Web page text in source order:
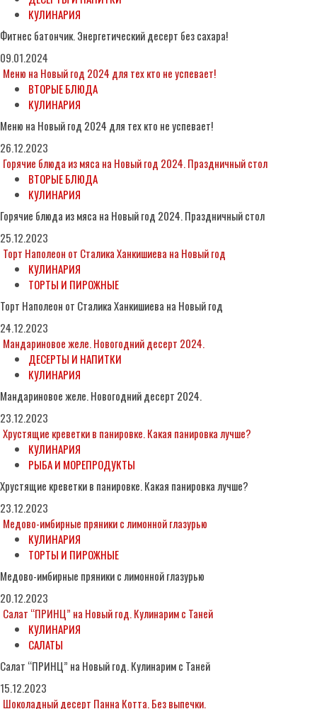
КУЛИНАРИЯ
Фитнес батончик. Энергетический десерт без сахара!
09.01.2024
Меню на Новый год 2024 для тех кто не успевает!
ВТОРЫЕ БЛЮДА
КУЛИНАРИЯ
Меню на Новый год 2024 для тех кто не успевает!
26.12.2023
Горячие блюда из мяса на Новый год 2024. Праздничный стол
ВТОРЫЕ БЛЮДА
КУЛИНАРИЯ
Горячие блюда из мяса на Новый год 2024. Праздничный стол
25.12.2023
Торт Наполеон от Сталика Ханкишиева на Новый год
КУЛИНАРИЯ
ТОРТЫ И ПИРОЖНЫЕ
Торт Наполеон от Сталика Ханкишиева на Новый год
24.12.2023
Мандариновое желе. Новогодний десерт 2024.
ДЕСЕРТЫ И НАПИТКИ
КУЛИНАРИЯ
Мандариновое желе. Новогодний десерт 2024.
23.12.2023
Хрустящие креветки в панировке. Какая панировка лучше?
КУЛИНАРИЯ
РЫБА И МОРЕПРОДУКТЫ
Хрустящие креветки в панировке. Какая панировка лучше?
23.12.2023
Медово-имбирные пряники с лимонной глазурью
КУЛИНАРИЯ
ТОРТЫ И ПИРОЖНЫЕ
Медово-имбирные пряники с лимонной глазурью
20.12.2023
Салат “ПРИНЦ” на Новый год. Кулинарим с Таней
КУЛИНАРИЯ
САЛАТЫ
Салат “ПРИНЦ” на Новый год. Кулинарим с Таней
15.12.2023
Шоколадный десерт Панна Котта. Без выпечки.